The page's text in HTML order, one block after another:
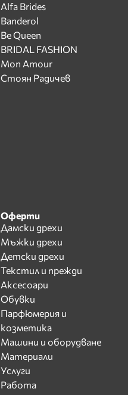
Alfa Brides
Banderol
Be Queen
BRIDAL FASHION
Mon Amour
Стоян Радичев
Оферти
Дамски дрехи
Мъжки дрехи
Детски дрехи
Текстил и прежди
Аксесоари
Обувки
Парфюмерия и
козметика
Машини и оборудване
Материали
Услуги
Работа